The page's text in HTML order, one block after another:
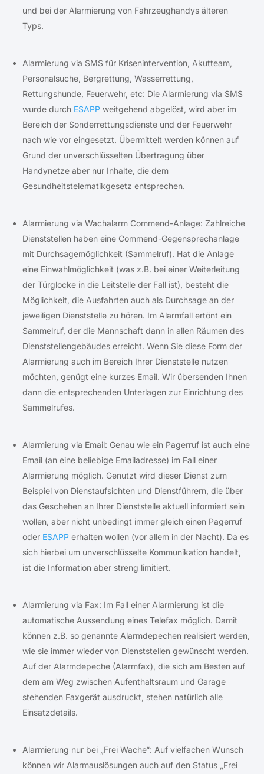
und bei der Alarmierung von Fahrzeughandys älteren
Typs.
Alarmierung via SMS für Krisenintervention, Akutteam,
Personalsuche, Bergrettung, Wasserrettung,
Rettungshunde, Feuerwehr, etc: Die Alarmierung via SMS
wurde durch ESAPP weitgehend abgelöst, wird aber im
Bereich der Sonderrettungsdienste und der Feuerwehr
nach wie vor eingesetzt. Übermittelt werden können auf
Grund der unverschlüsselten Übertragung über
Handynetze aber nur Inhalte, die dem
Gesundheitstelematikgesetz entsprechen.
Alarmierung via Wachalarm Commend-Anlage: Zahlreiche
Dienststellen haben eine Commend-Gegensprechanlage
mit Durchsagemöglichkeit (Sammelruf). Hat die Anlage
eine Einwahlmöglichkeit (was z.B. bei einer Weiterleitung
der Türglocke in die Leitstelle der Fall ist), besteht die
Möglichkeit, die Ausfahrten auch als Durchsage an der
jeweiligen Dienststelle zu hören. Im Alarmfall ertönt ein
Sammelruf, der die Mannschaft dann in allen Räumen des
Dienststellengebäudes erreicht. Wenn Sie diese Form der
Alarmierung auch im Bereich Ihrer Dienststelle nutzen
möchten, genügt eine kurzes Email. Wir übersenden Ihnen
dann die entsprechenden Unterlagen zur Einrichtung des
Sammelrufes.
Alarmierung via Email: Genau wie ein Pagerruf ist auch eine
Email (an eine beliebige Emailadresse) im Fall einer
Alarmierung möglich. Genutzt wird dieser Dienst zum
Beispiel von Dienstaufsichten und Dienstführern, die über
das Geschehen an Ihrer Dienststelle aktuell informiert sein
wollen, aber nicht unbedingt immer gleich einen Pagerruf
oder ESAPP erhalten wollen (vor allem in der Nacht). Da es
sich hierbei um unverschlüsselte Kommunikation handelt,
ist die Information aber streng limitiert.
Alarmierung via Fax: Im Fall einer Alarmierung ist die
automatische Aussendung eines Telefax möglich. Damit
können z.B. so genannte Alarmdepechen realisiert werden,
wie sie immer wieder von Dienststellen gewünscht werden.
Auf der Alarmdepeche (Alarmfax), die sich am Besten auf
dem am Weg zwischen Aufenthaltsraum und Garage
stehenden Faxgerät ausdruckt, stehen natürlich alle
Einsatzdetails.
Alarmierung nur bei „Frei Wache“: Auf vielfachen Wunsch
können wir Alarmauslösungen auch auf den Status „Frei